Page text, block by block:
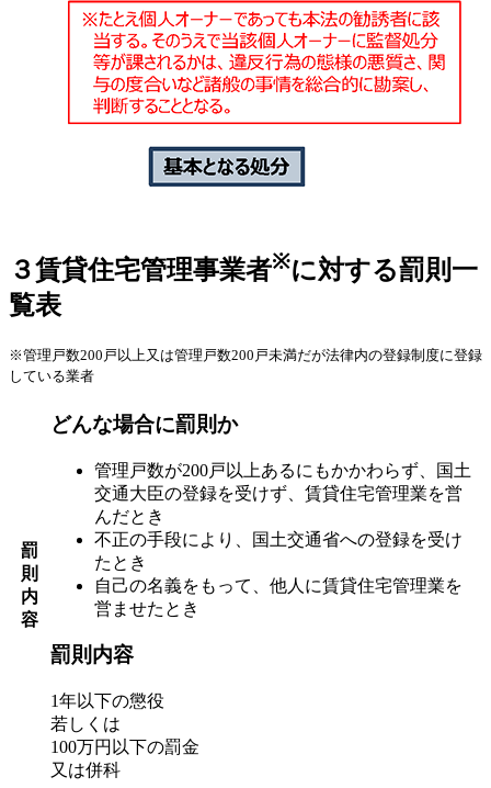
３賃貸住宅管理事業者※に対する罰則一
覧表
※管理戸数200戸以上又は管理戸数200戸未満だが法律内の登録制度に登録
している業者
罰
則
内
容
どんな場合に罰則か
管理戸数が200戸以上あるにもかかわらず、国土
交通大臣の登録を受けず、賃貸住宅管理業を営
んだとき
不正の手段により、国土交通省への登録を受け
たとき
自己の名義をもって、他人に賃貸住宅管理業を
営ませたとき
罰則内容
1年以下の懲役
若しくは
100万円以下の罰金
又は併科